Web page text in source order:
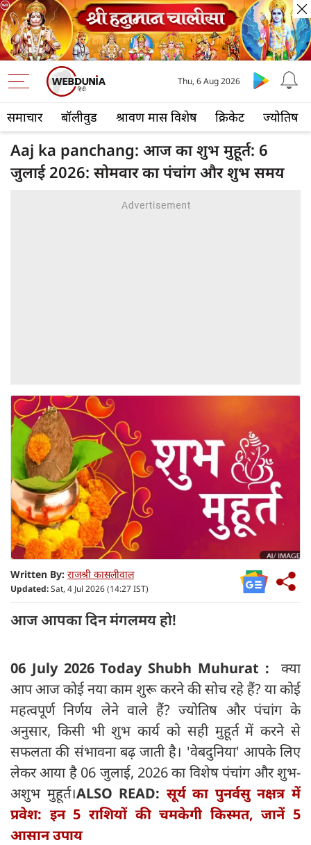
समाचार बॉलीवुड श्रावण मास विशेष क्रिकेट ज्योतिष
Thu, 6 Aug 2026
Aaj ka panchang: आज का शुभ मुहूर्त: 6
जुलाई 2026: सोमवार का पंचांग और शुभ समय
Written By: राजश्री कासलीवाल
Updated:Sat, 4 Jul 2026 (14:27 IST)
आज आपका दिन मंगलमय हो!
06 July 2026 Today Shubh Muhurat : क्या
आप आज कोई नया काम शुरू करने की सोच रहे हैं? या कोई
महत्वपूर्ण निर्णय लेने वाले हैं? ज्योतिष और पंचांग के
अनुसार, किसी भी शुभ कार्य को सही मुहूर्त में करने से
सफलता की संभावना बढ़ जाती है। 'वेबदुनिया' आपके लिए
लेकर आया है 06 जुलाई, 2026 का विशेष पंचांग और शुभ-
अशुभ मुहूर्त।ALSO READ: सूर्य का पुनर्वसु नक्षत्र में
प्रवेश: इन 5 राशियों की चमकेगी किस्मत, जानें 5
आसान उपाय